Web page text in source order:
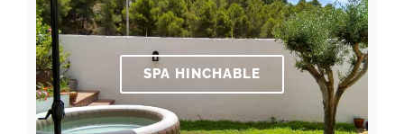
SPA HINCHABLE